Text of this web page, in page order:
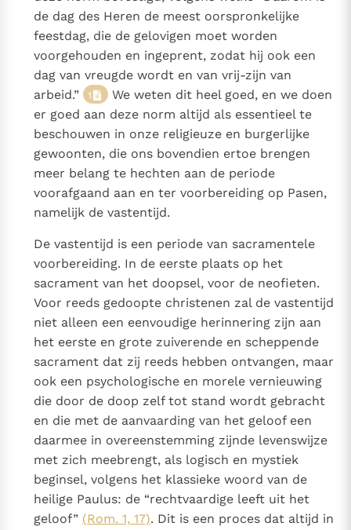
Ik help mee!
de dag des Heren de meest oorspronkelijke
feestdag, die de gelovigen moet worden
voorgehouden en ingeprent, zodat hij ook een
dag van vreugde wordt en van vrij-zijn van
arbeid.”
1
We weten dit heel goed, en we doen
er goed aan deze norm altijd als essentieel te
beschouwen in onze religieuze en burgerlijke
gewoonten, die ons bovendien ertoe brengen
meer belang te hechten aan de periode
voorafgaand aan en ter voorbereiding op Pasen,
namelijk de vastentijd.
De vastentijd is een periode van sacramentele
voorbereiding. In de eerste plaats op het
sacrament van het doopsel, voor de neofieten.
Voor reeds gedoopte christenen zal de vastentijd
niet alleen een eenvoudige herinnering zijn aan
het eerste en grote zuiverende en scheppende
sacrament dat zij reeds hebben ontvangen, maar
ook een psychologische en morele vernieuwing
die door de doop zelf tot stand wordt gebracht
en die met de aanvaarding van het geloof een
daarmee in overeenstemming zijnde levenswijze
met zich meebrengt, als logisch en mystiek
beginsel, volgens het klassieke woord van de
heilige Paulus: de “rechtvaardige leeft uit het
geloof” (Rom. 1, 17). Dit is een proces dat altijd in